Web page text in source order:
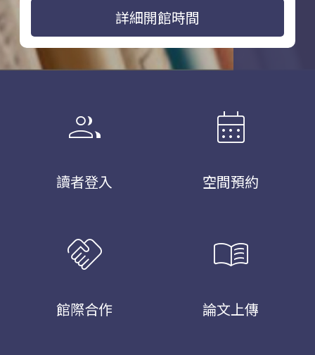
詳細開館時間
group
讀者登入
calendar_month
空間預約
handshake
館際合作
menu_book
論文上傳